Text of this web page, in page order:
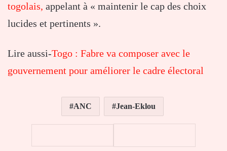
togolais, appelant à « maintenir le cap des choix
lucides et pertinents ».
Lire aussi-Togo : Fabre va composer avec le
gouvernement pour améliorer le cadre électoral
ANC Jean-Eklou